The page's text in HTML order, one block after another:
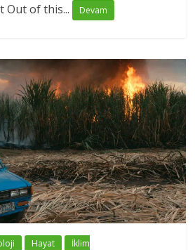
Out of this...
Devam
Hayat
İklim